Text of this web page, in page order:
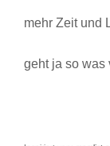
mehr Zeit und
geht ja so was